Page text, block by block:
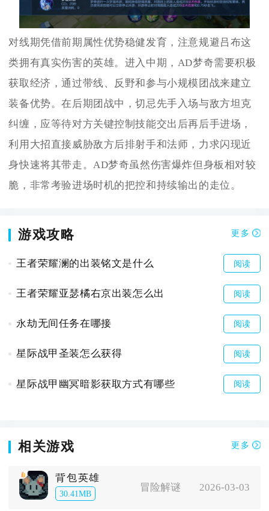
对线期凭借前期属性优势稳健发育，注意规避吕布这
类拥有真实伤害的英雄。进入中期，AD梦奇需要积极
获取经济，通过带线、反野和参与小规模团战来建立
装备优势。在后期团战中，切忌先手入场与敌方坦克
纠缠，应等待对方关键控制技能交出后再后手进场，
利用大招直接威胁敌方后排射手和法师，力求闪现近
身快速将其带走。AD梦奇虽然伤害爆炸但身板相对较
脆，非常考验进场时机的把控和持续输出的走位。
游戏攻略 更多
王者荣耀澜的出装铭文是什么 阅读
王者荣耀亚瑟橘右京出装怎么出 阅读
永劫无间任务在哪接 阅读
星际战甲圣装怎么获得 阅读
星际战甲幽冥暗影获取方式有哪些 阅读
相关游戏 更多
背包英雄
30.41MB
冒险解谜 2026-03-03